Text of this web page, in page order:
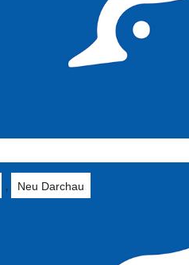
, Neu Darchau